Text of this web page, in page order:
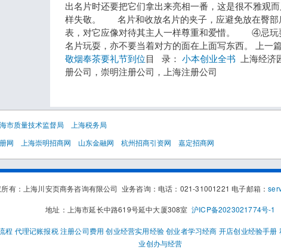
出名片时还要把它们拿出来亮相一番，这是很不雅观
样失敬。 名片和收放名片的夹子，应避免放在臀部
表，对它应像对待其主人一样尊重和爱惜。 ④忌
名片玩耍，亦不要当着对方的面在上面写东西。 上一篇
敬烟奉茶要礼节到位目 录： 小本创业全书 上海经济
册公司，崇明注册公司，上海注册公司
市质量技术监督局 上海税务局
网 上海崇明招商网 山东金融网 杭州招商引资网 嘉定招商网
所有：上海川安页商务咨询有限公司 业务咨询：电话：021-31001221 电子邮箱：
地址：上海市延长中路619号延中大厦308室沪ICP备2023021774号-1
程 代理记账报税 注册公司费用 创业经营实用经验创业者学习经商 开店创业经验手册
业创办与经营